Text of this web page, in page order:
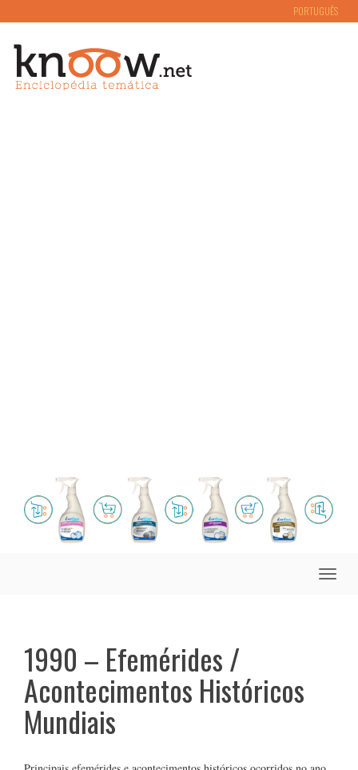
PORTUGUÊS
Toggle
1990 – Efemérides /
Acontecimentos Históricos
Mundiais